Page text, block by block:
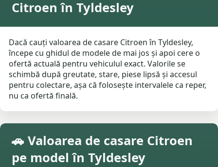
Citroen în Tyldesley
Dacă cauți valoarea de casare Citroen în Tyldesley,
începe cu ghidul de modele de mai jos și apoi cere o
ofertă actuală pentru vehiculul exact. Valorile se
schimbă după greutate, stare, piese lipsă și accesul
pentru colectare, așa că folosește intervalele ca reper,
nu ca ofertă finală.
🚗 Valoarea de casare Citroen
pe model în Tyldesley